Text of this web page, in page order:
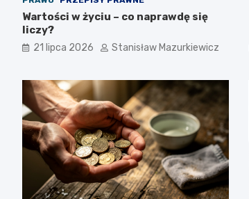
Wartości w życiu – co naprawdę się
liczy?
21 lipca 2026 Stanisław Mazurkiewicz